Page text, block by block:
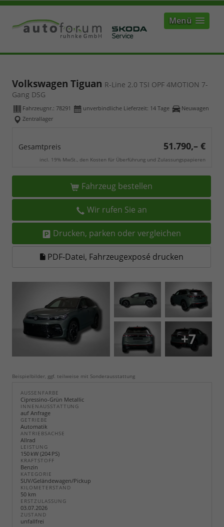
Menü
Volkswagen Tiguan R-Line 2.0 TSI OPF 4MOTION 7-
Gang DSG
Fahrzeugnr.: 78291 unverbindliche Lieferzeit: 14 Tage
Neuwagen
Zentrallager
Gesamtpreis 51.790,– €
incl. 19% MwSt., den Kosten für Überführung und Zulassungspapieren
Fahrzeug bestellen
Wir rufen Sie an
Drucken, parken oder vergleichen
PDF-Datei, Fahrzeugexposé drucken
+7
Beispielbilder, ggf. teilweise mit Sonderausstattung
AUSSENFARBE
Cipressino-Grün Metallic
INNENAUSSTATTUNG
auf Anfrage
GETRIEBE
Automatik
ANTRIEBSACHSE
Allrad
LEISTUNG
150 kW (204 PS)
KRAFTSTOFF
Benzin
KATEGORIE
SUV/Geländewagen/Pickup
KILOMETERSTAND
50 km
ERSTZULASSUNG
03.07.2026
ZUSTAND
unfallfrei